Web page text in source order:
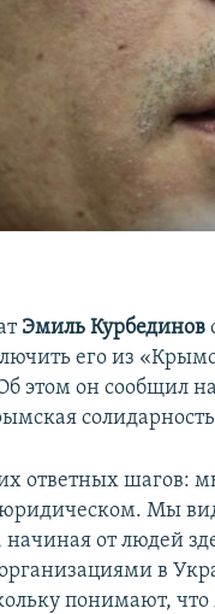
Эмиль Курбединов
его из
этом он сообщил
ответных шагов:
Мы
начиная от людей
в
понимают,